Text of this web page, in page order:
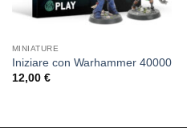
MINIATURE
Iniziare con Warhammer 40000
12,00 €